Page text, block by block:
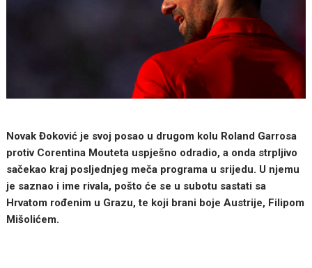
Novak Đoković je svoj posao u drugom kolu Roland Garrosa
protiv Corentina Mouteta uspješno odradio, a onda strpljivo
sačekao kraj posljednjeg meča programa u srijedu. U njemu
je saznao i ime rivala, pošto će se u subotu sastati sa
Hrvatom rođenim u Grazu, te koji brani boje Austrije, Filipom
Mišolićem.